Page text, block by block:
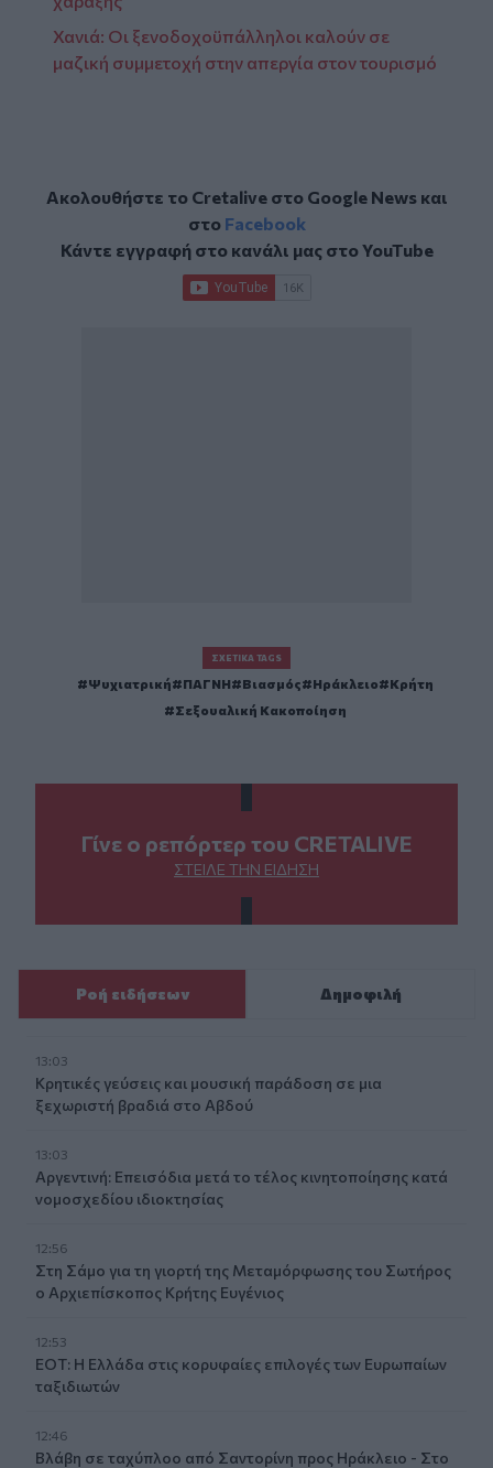
Χανιά: Οι ξενοδοχοϋπάλληλοι καλούν σε
μαζική συμμετοχή στην απεργία στον τουρισμό
Ακολουθήστε το Cretalive στο Google Newsκαι
στο Facebook
Κάντε εγγραφή στο κανάλι μας στοYouTube
ΣΧΕΤΙΚΆ TAGS
Ψυχιατρική ΠΑΓΝΗ Βιασμός Ηράκλειο
Κρήτη
Σεξουαλική Κακοποίηση
Γίνε ο ρεπόρτερ του CRETALIVE
ΣΤΕΊΛΕ ΤΗΝ ΕΊΔΗΣΗ
Ροή ειδήσεων Δημοφιλή
13:03
Κρητικές γεύσεις και μουσική παράδοση σε μια
ξεχωριστή βραδιά στο Αβδού
13:03
Αργεντινή: Επεισόδια μετά το τέλος κινητοποίησης κατά
νομοσχεδίου ιδιοκτησίας
12:56
Στη Σάμο για τη γιορτή της Μεταμόρφωσης του Σωτήρος
ο Αρχιεπίσκοπος Κρήτης Ευγένιος
12:53
ΕΟΤ: Η Ελλάδα στις κορυφαίες επιλογές των Ευρωπαίων
ταξιδιωτών
12:46
Βλάβη σε ταχύπλοο από Σαντορίνη προς Ηράκλειο - Στο